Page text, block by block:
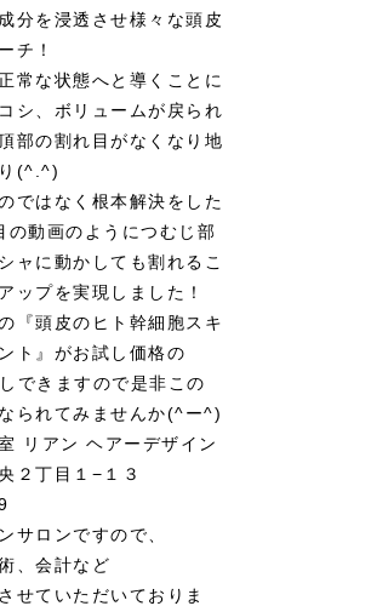
分を浸透させ様々な頭皮
チ！
常な状態へと導くことに
シ、ボリュームが戻られ
部の割れ目がなくなり地
(^.^)
ではなく根本解決をした
の動画のようにつむじ部
ャに動かしても割れるこ
ップを実現しました！
『頭皮のヒト幹細胞スキ
ト』がお試し価格の
できますので是非この
られてみませんか(^ー^)
リアン ヘアーデザイン
２丁目１−１３
サロンですので、
、会計など
せていただいておりま